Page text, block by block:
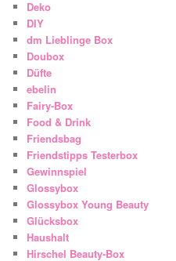
Deko
DIY
dm Lieblinge Box
Doubox
Düfte
ebelin
Fairy-Box
Food & Drink
Friendsbag
Friendstipps Testerbox
Gewinnspiel
Glossybox
Glossybox Young Beauty
Glücksbox
Haushalt
Hirschel Beauty-Box